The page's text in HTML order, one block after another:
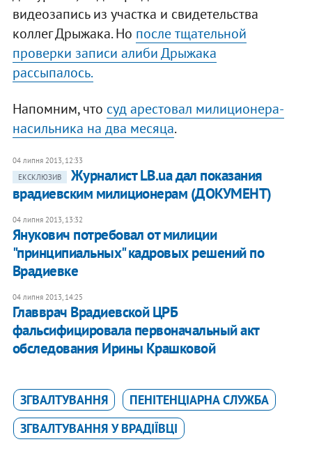
видеозапись из участка и свидетельства
коллег Дрыжака. Но после тщательной
проверки записи алиби Дрыжака
рассыпалось.
Напомним, что суд арестовал милиционера-
насильника на два месяца.
04 липня 2013, 12:33
ЕКСКЛЮЗИВ
Журналист LB.ua дал показания
врадиевским милиционерам (ДОКУМЕНТ)
04 липня 2013, 13:32
Янукович потребовал от милиции
"принципиальных" кадровых решений по
Врадиевке
04 липня 2013, 14:25
Главврач Врадиевской ЦРБ
фальсифицировала первоначальный акт
обследования Ирины Крашковой
ЗГВАЛТУВАННЯ
ПЕНІТЕНЦІАРНА СЛУЖБА
ЗГВАЛТУВАННЯ У ВРАДІЇВЦІ